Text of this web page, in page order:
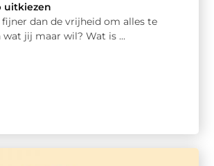
uitkiezen
dan de vrijheid om alles te
wat jij maar wil? Wat is ...